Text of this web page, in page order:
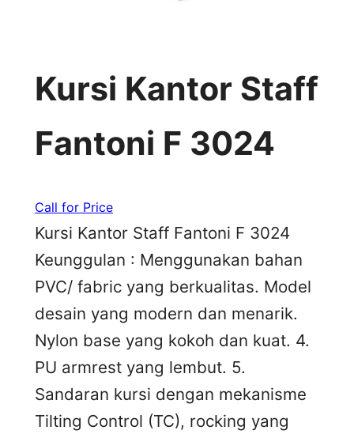
Kursi Kantor Staff
Fantoni F 3024
Call for Price
Kursi Kantor Staff Fantoni F 3024
Keunggulan : Menggunakan bahan
PVC/ fabric yang berkualitas. Model
desain yang modern dan menarik.
Nylon base yang kokoh dan kuat. 4.
PU armrest yang lembut. 5.
Sandaran kursi dengan mekanisme
Tilting Control (TC), rocking yang